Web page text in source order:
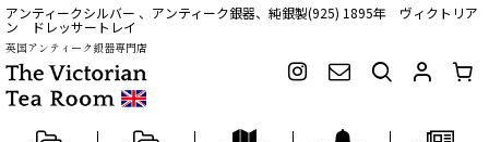
アンティークシルバー 、アンティーク銀器、純銀製(925) 1895年 ヴィクトリア
ン ドレッサートレイ
英国アンティーク銀器専門店